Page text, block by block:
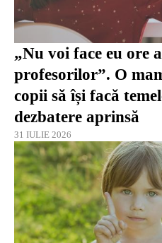
„Nu voi face eu ore
profesorilor”. O
copii să își facă
dezbatere aprinsă
31 IULIE 2026